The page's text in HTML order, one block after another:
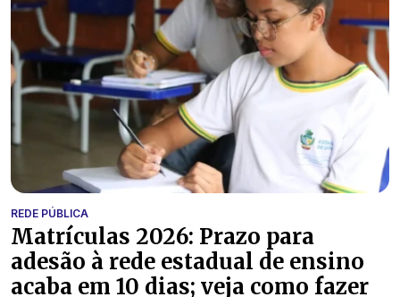
REDE PÚBLICA
Matrículas 2026: Prazo para
adesão à rede estadual de ensino
acaba em 10 dias; veja como fazer